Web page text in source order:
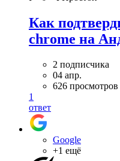
Как
chrome на
2 подписчика
04 апр.
626 просмотров
1
ответ
Google
+1 ещё